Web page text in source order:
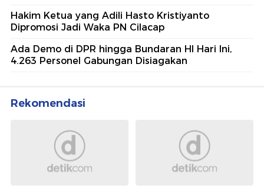
Hakim Ketua yang Adili Hasto Kristiyanto
Dipromosi Jadi Waka PN Cilacap
Ada Demo di DPR hingga Bundaran HI Hari Ini,
4.263 Personel Gabungan Disiagakan
Rekomendasi